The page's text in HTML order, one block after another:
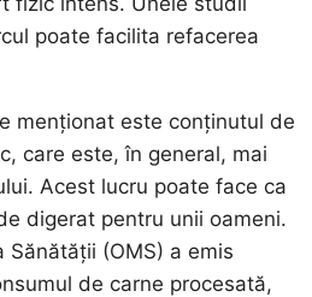
poate facilita refacerea
menționat este conținutul de
care este, în general, mai
Acest lucru poate face ca
digerat pentru unii oameni.
Sănătății (OMS) a emis
de carne procesată,